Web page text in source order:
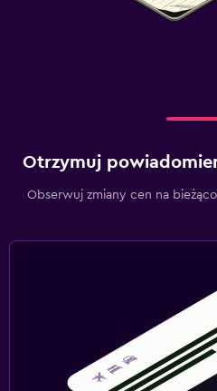
Otrzymuj
Obserwuj zmiany cen na